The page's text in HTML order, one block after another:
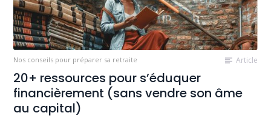
Nos conseils pour préparer sa retraite Article
20+ ressources pour s’éduquer
financièrement (sans vendre son âme
au capital)